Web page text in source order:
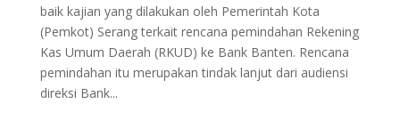
baik kajian yang dilakukan oleh Pemerintah Kota
(Pemkot) Serang terkait rencana pemindahan Rekening
Kas Umum Daerah (RKUD) ke Bank Banten. Rencana
pemindahan itu merupakan tindak lanjut dari audiensi
direksi Bank...